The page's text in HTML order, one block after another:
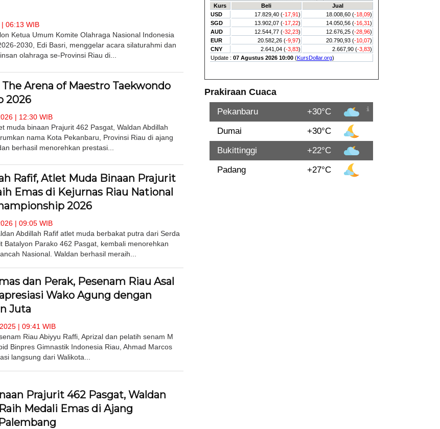
06:13 WIB
Ketua Umum Komite Olahraga Nasional Indonesia
2030, Edi Basri, menggelar acara silaturahmi dan
olahraga se-Provinsi Riau di...
Arena of Maestro Taekwondo
2026
| 12:30 WIB
muda binaan Prajurit 462 Pasgat, Waldan Abdillah
nama Kota Pekanbaru, Provinsi Riau di ajang
berhasil menorehkan prestasi...
Rafif, Atlet Muda Binaan Prajurit
Emas di Kejurnas Riau National
2026
| 09:05 WIB
Abdillah Rafif atlet muda berbakat putra dari Serda
Batalyon Parako 462 Pasgat, kembali menorehkan
Nasional. Waldan berhasil meraih...
dan Perak, Pesenam Riau Asal
Wako Agung dengan
Juta
| 09:41 WIB
Riau Abiyyu Raffi, Aprizal dan pelatih senam M
Binpres Gimnastik Indonesia Riau, Ahmad Marcos
langsung dari Walikota...
Prajurit 462 Pasgat, Waldan
Medali Emas di Ajang
Prakiraan Cuaca
Pekanbaru
+30°C
Dumai
+30°C
Bukittinggi
+22°C
Padang
+27°C